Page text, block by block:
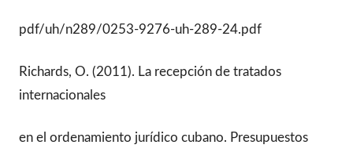
pdf/uh/n289/0253-9276-uh-289-24.pdf
Richards, O. (2011). La recepción de tratados
internacionales
en el ordenamiento jurídico cubano. Presupuestos